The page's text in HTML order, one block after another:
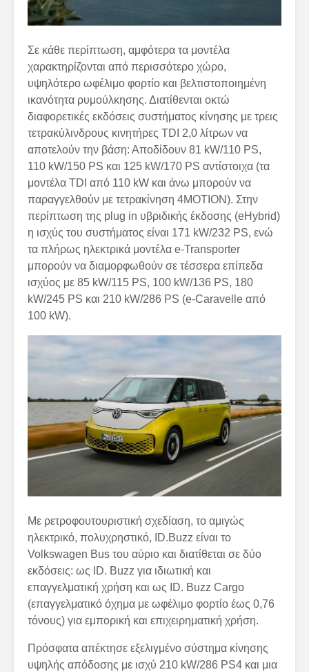
Σε κάθε περίπτωση, αμφότερα τα μοντέλα
χαρακτηρίζονται από περισσότερο χώρο,
υψηλότερο ωφέλιμο φορτίο και βελτιστοποιημένη
ικανότητα ρυμούλκησης. Διατίθενται οκτώ
διαφορετικές εκδόσεις συστήματος κίνησης με τρεις
τετρακύλινδρους κινητήρες TDI 2,0 λίτρων να
αποτελούν την βάση: Αποδίδουν 81 kW/110 PS,
110 kW/150 PS και 125 kW/170 PS αντίστοιχα (τα
μοντέλα TDI από 110 kW και άνω μπορούν να
παραγγελθούν με τετρακίνηση 4MOTION). Στην
περίπτωση της plug in υβριδικής έκδοσης (eHybrid)
η ισχύς του συστήματος είναι 171 kW/232 PS, ενώ
τα πλήρως ηλεκτρικά μοντέλα e-Transporter
μπορούν να διαμορφωθούν σε τέσσερα επίπεδα
ισχύος με 85 kW/115 PS, 100 kW/136 PS, 180
kW/245 PS και 210 kW/286 PS (e-Caravelle από
100 kW).
Με ρετροφουτουριστική σχεδίαση, το αμιγώς
ηλεκτρικό, πολυχρηστικό, ID.Buzz είναι το
Volkswagen Bus του αύριο και διατίθεται σε δύο
εκδόσεις: ως ID. Buzz για ιδιωτική και
επαγγελματική χρήση και ως ID. Buzz Cargo
(επαγγελματικό όχημα με ωφέλιμο φορτίο έως 0,76
τόνους) για εμπορική και επιχειρηματική χρήση.
Πρόσφατα απέκτησε εξελιγμένο σύστημα κίνησης
υψηλής απόδοσης με ισχύ 210 kW/286 PS4 και μια